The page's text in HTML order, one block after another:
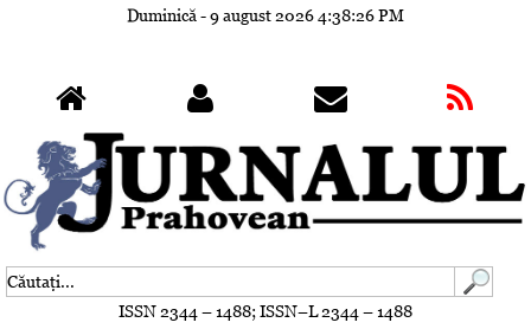
Duminică - 9 august 20264:38:28 PM
ISSN 2344 – 1488; ISSN–L 2344 – 1488